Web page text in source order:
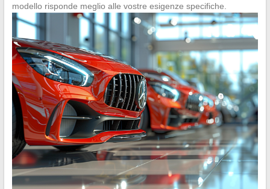
modello risponde meglio alle vostre esigenze specifiche.